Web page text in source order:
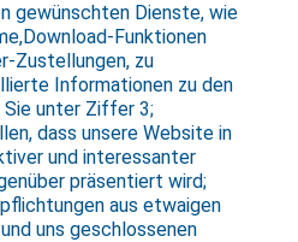
gewünschten Dienste, wie
Funktionen
Zustellungen, zu
Informationen zu den
Sie unter Ziffer 3;
dass unsere Website in
und interessanter
präsentiert wird;
aus etwaigen
uns geschlossenen